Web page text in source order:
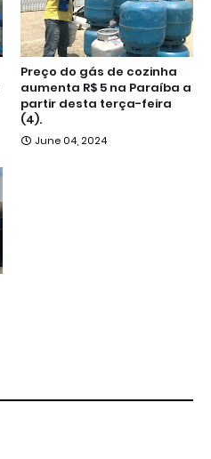
Preço do gás de cozinha
aumenta R$ 5 na Paraíba a
partir desta terça-feira
(4).
June 04, 2024